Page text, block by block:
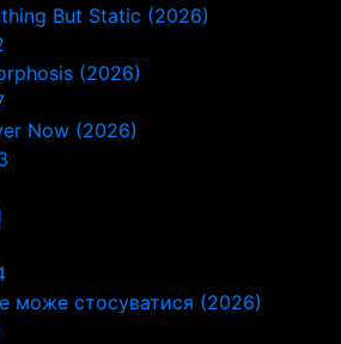
But Static (2026)
(2026)
Now (2026)
може стосуватися (2026)